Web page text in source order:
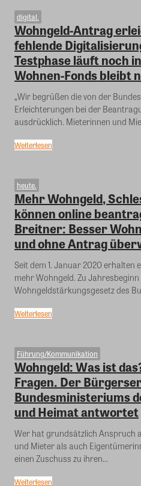
digital.
Wohngeld-Antrag
fehlende
Testphase läuft noch
Wohnen-Fonds bleibt
„Wir begrüßen die von der
Erleichterungen bei der
ausdrücklich. Mieterinnen und
Weiterlesen
heute.
Mehr Wohngeld,
können online
Breitner: Besser
und ohne Antrag
Seit dem 1. Januar 2020 erhalten
mehr Wohngeld. Zu
Wohngeldstärkungsgesetz des
Weiterlesen
Führung/Kommunikation
Wohngeld: Was ist
Fragen. Der
Bundesministeriums
und Heimat antwortet
Wer hat grundsätzlich Anspruch
und Mieter als auch
einen Zuschuss zu ihren...
Weiterlesen